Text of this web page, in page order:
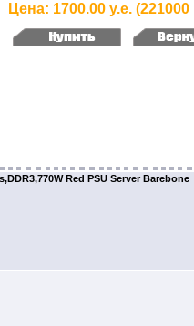
Цена: 1700.00 у.е. (221000
Red PSU Server Barebone